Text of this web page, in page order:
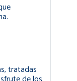
tratadas